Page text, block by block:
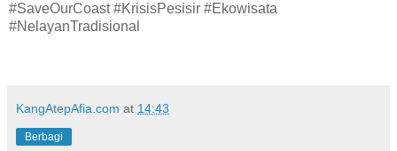
#SaveOurCoast #KrisisPesisir #Ekowisata
#NelayanTradisional
KangAtepAfia.com at 14:43
Berbagi